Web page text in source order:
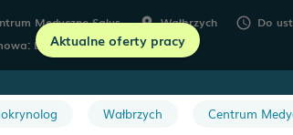
Aktualne oferty pracy
Medyczne Salus room Wałbrzych schedule Do
Dowolna
Wałbrzych Centrum